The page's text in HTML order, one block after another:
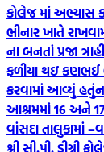
કોલેજ માં અભ્યાસ
ભીનાર ખાતે
ના બનતાં પ્રજા
ફળીયા થઇ કણભઈ
કરવામાં આવ્યું હતું
આશ્રમમાં 16 અને
વાંસદા તાલુકામાં